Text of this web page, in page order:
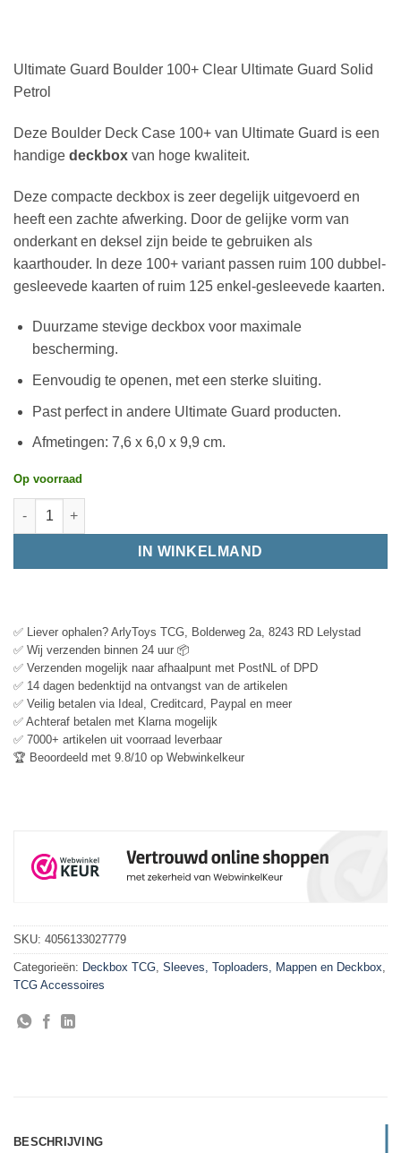
Ultimate Guard Boulder 100+ Clear Ultimate Guard Solid
Petrol
Deze Boulder Deck Case 100+ van Ultimate Guard is een
handige deckbox van hoge kwaliteit.
Deze compacte deckbox is zeer degelijk uitgevoerd en
heeft een zachte afwerking. Door de gelijke vorm van
onderkant en deksel zijn beide te gebruiken als
kaarthouder. In deze 100+ variant passen ruim 100 dubbel-
gesleevede kaarten of ruim 125 enkel-gesleevede kaarten.
Duurzame stevige deckbox voor maximale
bescherming.
Eenvoudig te openen, met een sterke sluiting.
Past perfect in andere Ultimate Guard producten.
Afmetingen: 7,6 x 6,0 x 9,9 cm.
Op voorraad
IN WINKELMAND
✅ Liever ophalen? ArlyToys TCG, Bolderweg 2a, 8243 RD Lelystad
✅ Wij verzenden binnen 24 uur 📦
✅ Verzenden mogelijk naar afhaalpunt met PostNL of DPD
✅ 14 dagen bedenktijd na ontvangst van de artikelen
✅ Veilig betalen via Ideal, Creditcard, Paypal en meer
✅ Achteraf betalen met Klarna mogelijk
✅ 7000+ artikelen uit voorraad leverbaar
🏆 Beoordeeld met 9.8/10 op Webwinkelkeur
SKU: 4056133027779
Categorieën: Deckbox TCG Sleeves, Toploaders, Mappen en Deckbox
TCG Accessoires
BESCHRIJVING